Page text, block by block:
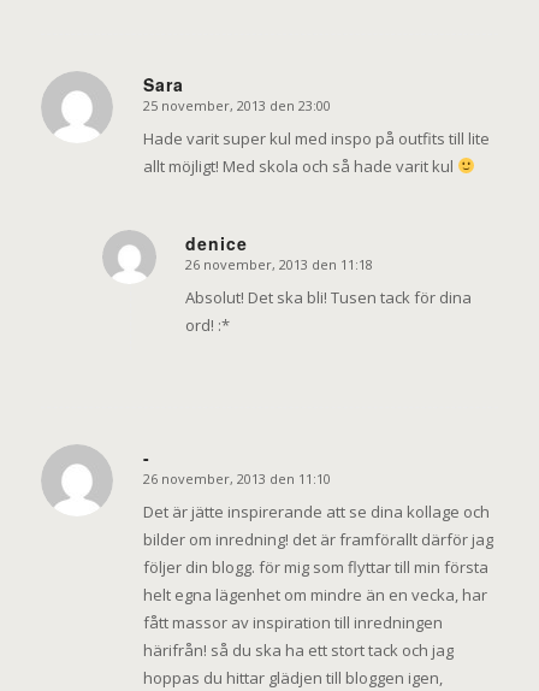
Sara
says:
25 november, 2013 den 23:00
Hade varit super kul med inspo på outfits till lite
allt möjligt! Med skola och så hade varit kul
denice
says:
26 november, 2013 den 11:18
Absolut! Det ska bli! Tusen tack för dina
ord! :*
-
says:
26 november, 2013 den 11:10
Det är jätte inspirerande att se dina kollage och
bilder om inredning! det är framförallt därför jag
följer din blogg. för mig som flyttar till min första
helt egna lägenhet om mindre än en vecka, har
fått massor av inspiration till inredningen
härifrån! så du ska ha ett stort tack och jag
hoppas du hittar glädjen till bloggen igen,